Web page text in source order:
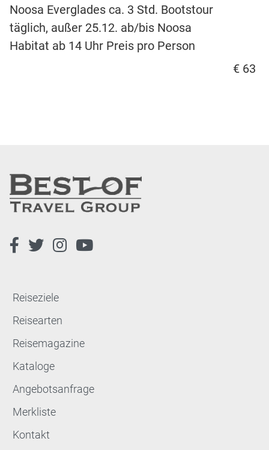
Noosa Everglades ca. 3 Std. Bootstour
täglich, außer 25.12. ab/bis Noosa
Habitat ab 14 Uhr Preis pro Person
€ 63
Reiseziele
Reisearten
Reisemagazine
Kataloge
Angebotsanfrage
Merkliste
Kontakt